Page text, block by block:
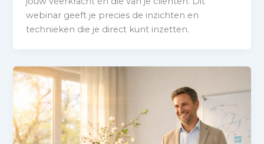
webinar geeft je precies de inzichten en
technieken die je direct kunt inzetten.